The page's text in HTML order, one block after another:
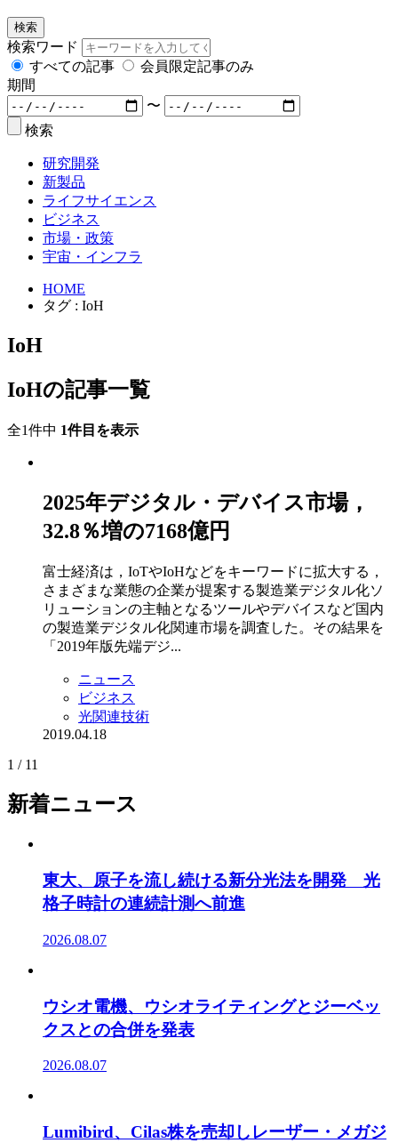
検索
検索ワード
すべての記事
会員限定記事のみ
期間
〜
検索
研究開発
新製品
ライフサイエンス
ビジネス
市場・政策
宇宙・インフラ
HOME
タグ : IoH
IoH
IoHの記事一覧
全1件中 1件目を表示
2025年デジタル・デバイス市場，
32.8％増の7168億円
富士経済は，IoTやIoHなどをキーワードに拡大する，
さまざまな業態の企業が提案する製造業デジタル化ソ
リューションの主軸となるツールやデバイスなど国内
の製造業デジタル化関連市場を調査した。その結果を
「2019年版先端デジ...
ニュース
ビジネス
光関連技術
2019.04.18
1 / 11
新着ニュース
東大、原子を流し続ける新分光法を開発 光
格子時計の連続計測へ前進
2026.08.07
ウシオ電機、ウシオライティングとジーベッ
クスとの合併を発表
2026.08.07
Lumibird、Cilas株を売却しレーザー・メガジ